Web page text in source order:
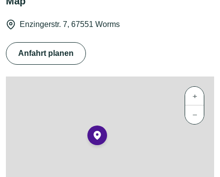
Enzingerstr. 7, 67551 Worms
Anfahrt planen
+
−